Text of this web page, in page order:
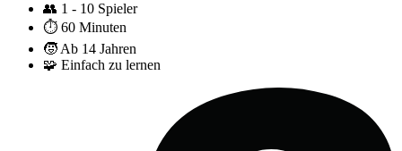
👥 1 - 10 Spieler
⏱️ 60 Minuten
🧒 Ab 14 Jahren
🧩 Einfach zu lernen